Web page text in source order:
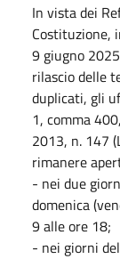
In vista dei
Costituzione,
9 giugno
rilascio delle
duplicati, gli
1, comma
2013, n. 147
rimanere
- nei due
domenica
9 alle ore 18;
- nei giorni